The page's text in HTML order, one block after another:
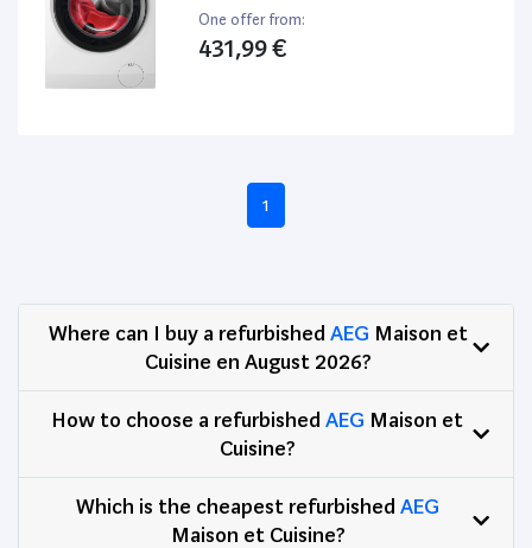
Kg
One offer from:
431,99 €
1
Where can I buy a refurbished AEG Maison et
Cuisine en August 2026?
How to choose a refurbished AEG Maison et
Cuisine?
Which is the cheapest refurbished AEG
Maison et Cuisine?